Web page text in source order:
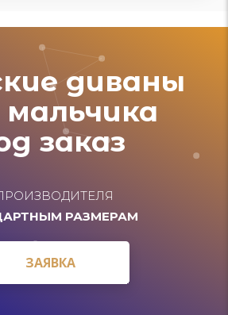
диваны
заказ
РАЗМЕРАМ
ЗАЯВКА
ЗАЯВКА